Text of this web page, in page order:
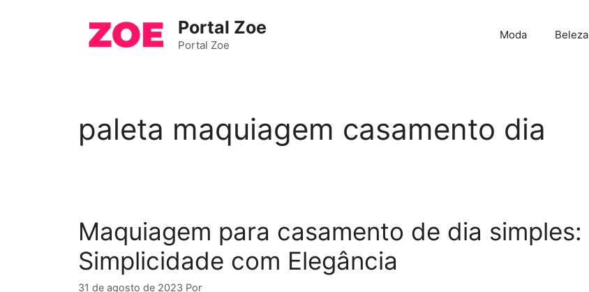
Portal Zoe
Portal Zoe
Moda Beleza
paleta maquiagem casamento dia
Maquiagem para casamento de dia simples:
Simplicidade com Elegância
31 de agosto de 2023 Por